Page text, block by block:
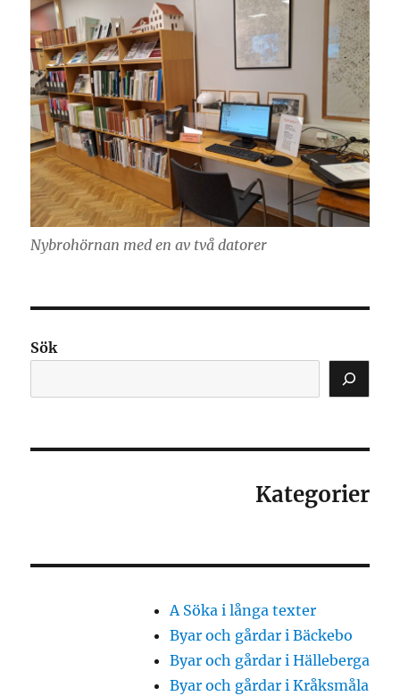
Nybrohörnan med en av två datorer
Sök
Kategorier
A Söka i långa texter
Byar och gårdar i Bäckebo
Byar och gårdar i Hälleberga
Byar och gårdar i Kråksmåla